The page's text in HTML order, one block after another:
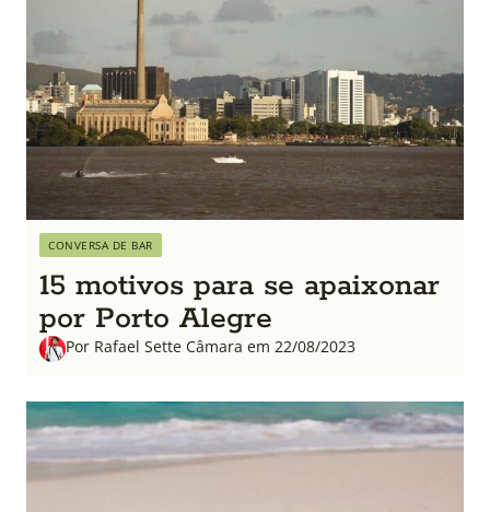
CONVERSA DE BAR
15 motivos para se apaixonar
por Porto Alegre
Por Rafael Sette Câmara em 22/08/2023